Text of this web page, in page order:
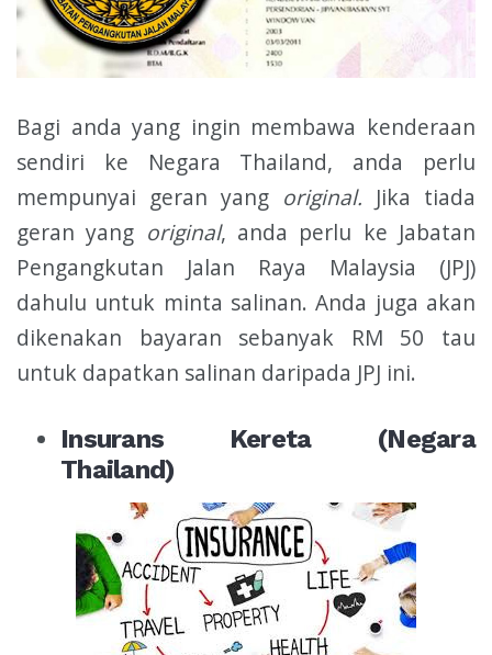
Bagi anda yang ingin membawa kenderaan
sendiri ke Negara Thailand, anda perlu
mempunyai geran yang original. Jika tiada
geran yang original, anda perlu ke Jabatan
Pengangkutan Jalan Raya Malaysia (JPJ)
dahulu untuk minta salinan. Anda juga akan
dikenakan bayaran sebanyak RM 50 tau
untuk dapatkan salinan daripada JPJ ini.
Insurans Kereta (Negara
Thailand)